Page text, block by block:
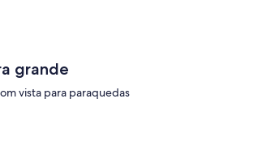
grande
vista para paraquedas